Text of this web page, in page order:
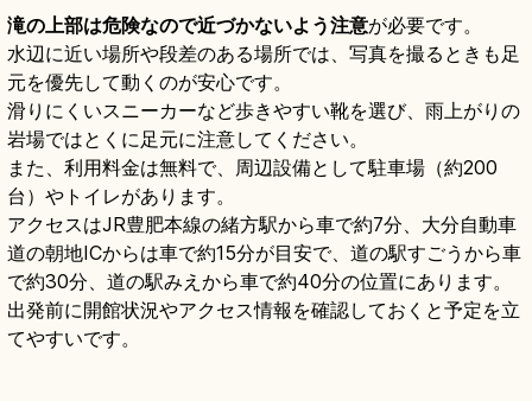
滝の上部は危険なので近づかないよう注意が必要です。
水辺に近い場所や段差のある場所では、写真を撮るときも足
元を優先して動くのが安心です。
滑りにくいスニーカーなど歩きやすい靴を選び、雨上がりの
岩場ではとくに足元に注意してください。
また、利用料金は無料で、周辺設備として駐車場（約200
台）やトイレがあります。
アクセスはJR豊肥本線の緒方駅から車で約7分、大分自動車
道の朝地ICからは車で約15分が目安で、道の駅すごうから車
で約30分、道の駅みえから車で約40分の位置にあります。
出発前に開館状況やアクセス情報を確認しておくと予定を立
てやすいです。